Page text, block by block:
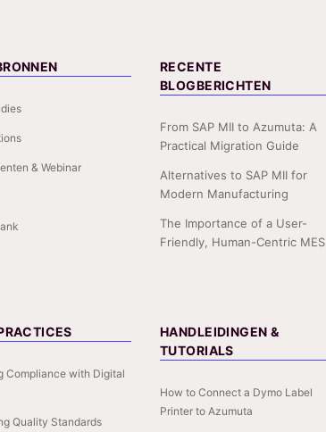
& Webinar
RECENTE
BLOGBERICHTEN
From SAP MII to Azumuta: A
Practical Migration Guide
Alternatives to SAP MII for
Modern Manufacturing
The Importance of a User-
Friendly, Human-Centric MES
Compliance with Digital
Quality Standards
HANDLEIDINGEN &
TUTORIALS
How to Connect a Dymo Label
Printer to Azumuta